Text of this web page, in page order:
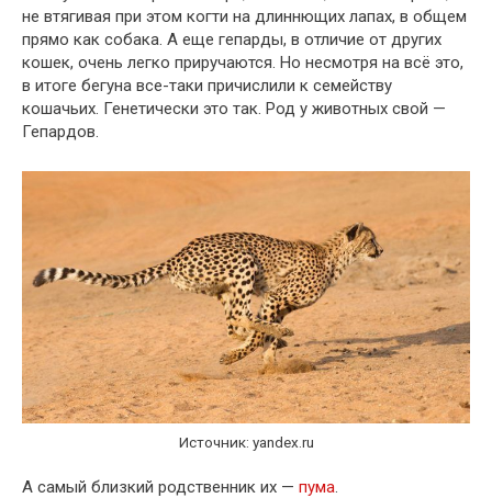
не втягивая при этом когти на длиннющих лапах, в общем
прямо как собака. А еще гепарды, в отличие от других
кошек, очень легко приручаются. Но несмотря на всё это,
в итоге бегуна все-таки причислили к семейству
кошачьих. Генетически это так. Род у животных свой —
Гепардов.
Источник: yandex.ru
А самый близкий родственник их — пума.